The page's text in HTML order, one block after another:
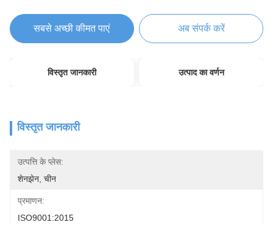
सबसे अच्छी कीमत पाएं अब संपर्क करें
विस्तृत जानकारी उत्पाद का वर्णन
विस्तृत जानकारी
उत्पत्ति के प्लेस:
शेनझेन, चीन
प्रमाणन:
ISO9001:2015